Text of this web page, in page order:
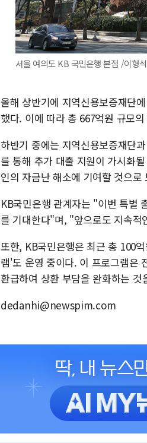
서울 여의도 KB 국민은행 본점 /이형
올해 상반기에 지역신용보증재단
했다. 이에 따라 총 667억원 규모
하반기 중에는 지역신용보증재단
를 통해 추가 대출 지원이 가시화
인의 자금난 해소에 기여할 것으로
KB국민은행 관계자는 "이번 특별
를 기대한다"며, "앞으로도 지속
또한, KB국민은행은 최근 총 100
램'도 운영 중이다. 이 프로그램은
환급하여 상환 부담을 완화하는 것
dedanhi@newspim.com